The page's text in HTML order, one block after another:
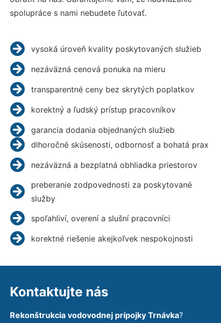
spolupráce s nami nebudete ľutovať.
vysoká úroveň kvality poskytovaných služieb
nezáväzná cenová ponuka na mieru
transparentné ceny bez skrytých poplatkov
korektný a ľudský prístup pracovníkov
garancia dodania objednaných služieb
dlhoročné skúsenosti, odbornosť a bohatá prax
nezáväzná a bezplatná obhliadka priestorov
preberanie zodpovednosti za poskytované
služby
spoľahliví, overení a slušní pracovníci
korektné riešenie akejkoľvek nespokojnosti
Kontaktujte nás
Rekonštrukcia vodovodnej prípojky Trnávka?